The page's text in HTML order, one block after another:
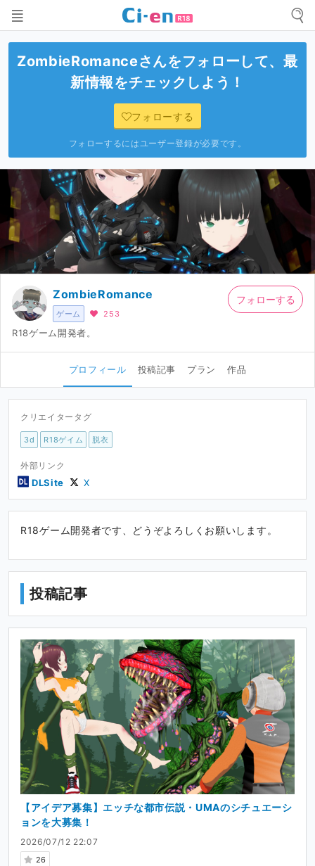
ZombieRomanceさんをフォローして、最
新情報をチェックしよう！
フォローする
フォローするにはユーザー登録が必要です。
ゲーム
ZombieRomance
253
R18ゲーム開発者。
フォローする
プロフィール 投稿記事 プラン 作品
クリエイタータグ
3d R18ゲイム 脱衣
外部リンク
DLSite X
R18ゲーム開発者です、どうぞよろしくお願いします。
投稿記事
2026/07/12 22:07
26
【アイデア募集】エッチな都市伝説・UMAのシチュエーシ
ョンを大募集！